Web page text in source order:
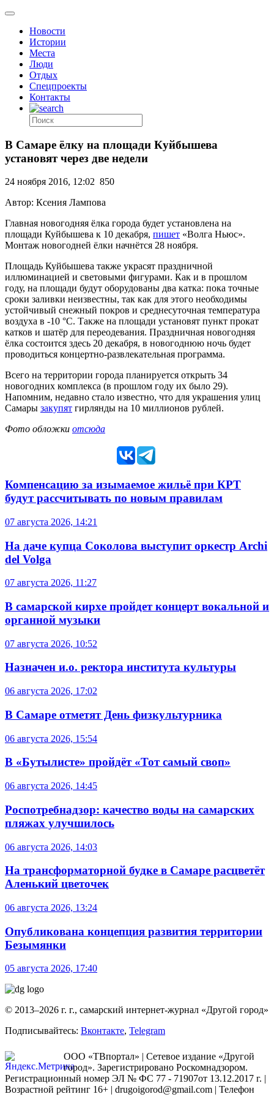
Новости
Истории
Места
Люди
Отдых
Спецпроекты
Контакты
В Самаре ёлку на площади Куйбышева
установят через две недели
24 ноября 2016, 12:02 850
Автор: Ксения Лампова
Главная новогодняя ёлка города будет установлена на
площади Куйбышева к 10 декабря, пишет «Волга Ньюс».
Монтаж новогодней ёлки начнётся 28 ноября.
Площадь Куйбышева также украсят праздничной
иллюминацией и световыми фигурами. Как и в прошлом
году, на площади будут оборудованы два катка: пока точные
сроки заливки неизвестны, так как для этого необходимы
устойчивый снежный покров и среднесуточная температура
воздуха в -10 °C. Также на площади установят пункт прокат
катков и шатёр для переодевания. Праздничная новогодняя
ёлка состоится здесь 20 декабря, в новогоднюю ночь будет
проводиться концертно-развлекательная программа.
Всего на территории города планируется открыть 34
новогодних комплекса (в прошлом году их было 29).
Напомним, недавно стало известно, что для украшения улиц
Самары закупят гирлянды на 10 миллионов рублей.
Фото обложки отсюда
Компенсацию за изымаемое жильё при КРТ
будут рассчитывать по новым правилам
07 августа 2026, 14:21
На даче купца Соколова выступит оркестр Archi
del Volga
07 августа 2026, 11:27
В самарской кирхе пройдет концерт вокальной и
органной музыки
07 августа 2026, 10:52
Назначен и.о. ректора института культуры
06 августа 2026, 17:02
В Самаре отметят День физкультурника
06 августа 2026, 15:54
В «Бутылисте» пройдёт «Тот самый своп»
06 августа 2026, 14:45
Роспотребнадзор: качество воды на самарских
пляжах улучшилось
06 августа 2026, 14:03
На трансформаторной будке в Самаре расцветёт
Аленький цветочек
06 августа 2026, 13:24
Опубликована концепция развития территории
Безымянки
05 августа 2026, 17:40
© 2013–2026 г. г., самарский интернет-журнал «Другой город»
Подписывайтесь: Вконтакте, Telegram
ООО «ТВпортал» | Сетевое издание «Другой
город». Зарегистрировано Роскомнадзором.
Регистрационный номер ЭЛ № ФС 77 - 71907от 13.12.2017 г. |
Возрастной рейтинг 16+ | drugoigorod@gmail.com | Телефон